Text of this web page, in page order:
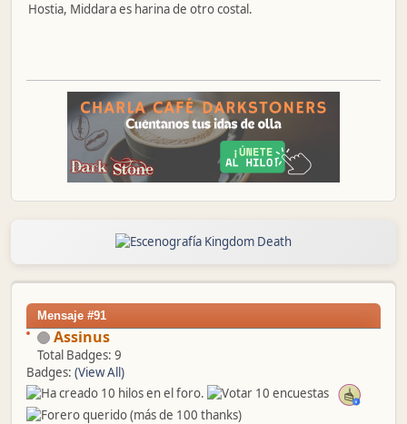
Hostia, Middara es harina de otro costal.
Mensaje #91
Assinus
Total Badges: 9
Badges: (View All)